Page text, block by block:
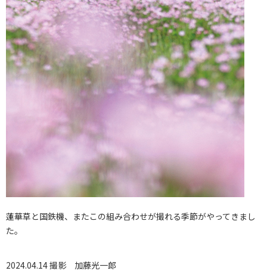
蓮華草と国鉄機、またこの組み合わせが撮れる季節がやってきまし
た。
2024.04.14 撮影 加藤光一郎